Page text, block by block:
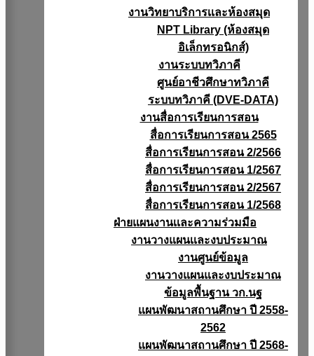
งานวิทยาบริการเเละห้องสมุด
NPT Library (ห้องสมุด
อิเล็กทรอนิกส์)
งานระบบทวิภาคี
ศูนย์อาชีวศึกษาทวิภาคี
ระบบทวิภาคี (DVE-DATA)
งานสื่อการเรียนการสอน
สื่อการเรียนการสอน 2565
สื่อการเรียนการสอน 2/2566
สื่อการเรียนการสอน 1/2567
สื่อการเรียนการสอน 2/2567
สื่อการเรียนการสอน 1/2568
ฝ่ายแผนงานเเละความร่วมมือ
งานวางแผนเเละงบประมาณ
งานศูนย์ข้อมูล
งานวางแผนและงบประมาณ
ข้อมูลพื้นฐาน วก.นฐ
แผนพัฒนาสถานศึกษา ปี 2558-
2562
แผนพัฒนาสถานศึกษา ปี 2568-